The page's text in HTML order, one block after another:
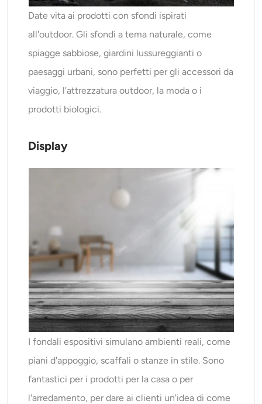
Date vita ai prodotti con sfondi ispirati
all'outdoor. Gli sfondi a tema naturale, come
spiagge sabbiose, giardini lussureggianti o
paesaggi urbani, sono perfetti per gli accessori da
viaggio, l'attrezzatura outdoor, la moda o i
prodotti biologici.
Display
I fondali espositivi simulano ambienti reali, come
piani d'appoggio, scaffali o stanze in stile. Sono
fantastici per i prodotti per la casa o per
l'arredamento, per dare ai clienti un'idea di come